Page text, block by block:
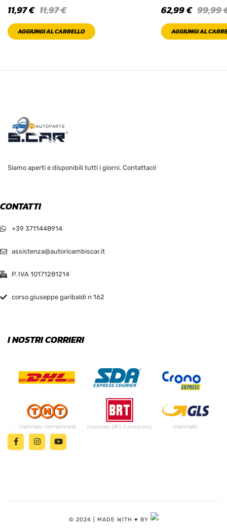
11,97€
11,97€
AGGIUNGI AL CARRELLO
99,99
62,99€
AGGIUNGI AL
Siamo aperti e disponibili tutti i giorni. Contattaci!
CONTATTI
+39 3711448914
assistenza@autoricambiscar.it
P. IVA 10171281214
corso giuseppe garibaldi n 162
I NOSTRI CORRIERI
© 2024 | MADE WITH ♥️ BY